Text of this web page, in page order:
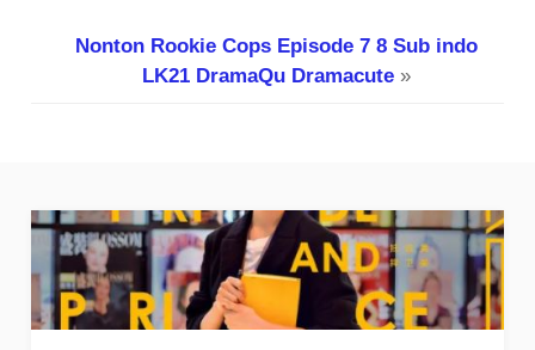
Nonton Rookie Cops Episode 7 8 Sub indo
LK21 DramaQu Dramacute »